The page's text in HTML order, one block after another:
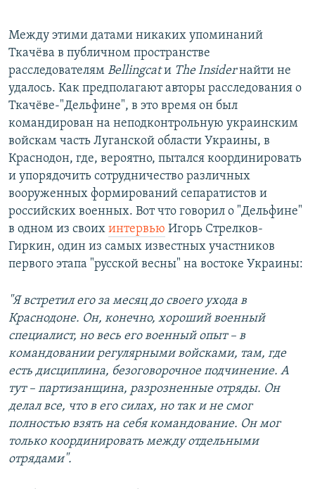
Между этими датами никаких упоминаний
Ткачёва в публичном пространстве
расследователям Bellingcatи The Insiderнайти не
удалось. Как предполагают авторы расследования о
Ткачёве-"Дельфине", в это время он был
командирован на неподконтрольную украинским
войскам часть Луганской области Украины, в
Краснодон, где, вероятно, пытался координировать
и упорядочить сотрудничество различных
вооруженных формирований сепаратистов и
российских военных. Вот что говорил о "Дельфине"
в одном из своих интервью Игорь Стрелков-
Гиркин, один из самых известных участников
первого этапа "русской весны" на востоке Украины:
"Я встретил его за месяц до своего ухода в
Краснодоне. Он, конечно, хороший военный
специалист, но весь его военный опыт – в
командовании регулярными войсками, там, где
есть дисциплина, безоговорочное подчинение. А
тут – партизанщина, разрозненные отряды. Он
делал все, что в его силах, но так и не смог
полностью взять на себя командование. Он мог
только координировать между отдельными
отрядами".